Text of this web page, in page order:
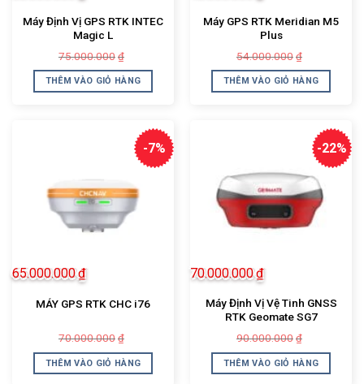
Máy Định Vị GPS RTK INTEC
Magic L
75.000.000 ₫
là:
75.000.000₫.
tại
là:
68.000.000₫.
THÊM VÀO GIỎ HÀNG
Máy GPS RTK Meridian M5
Plus
54.000.000 ₫
là:
tại
là:
THÊM VÀO GIỎ HÀNG
-7%
MÁY GPS RTK CHC i76
70.000.000 ₫
là:
70.000.000₫.
65.000.000₫
tại
là:
THÊM VÀO GIỎ HÀNG
-22%
Máy Định Vị Vệ Tinh GNSS
RTK Geomate SG7
90.000.000 ₫
là:
70.000.000₫
tại
là:
THÊM VÀO GIỎ HÀNG